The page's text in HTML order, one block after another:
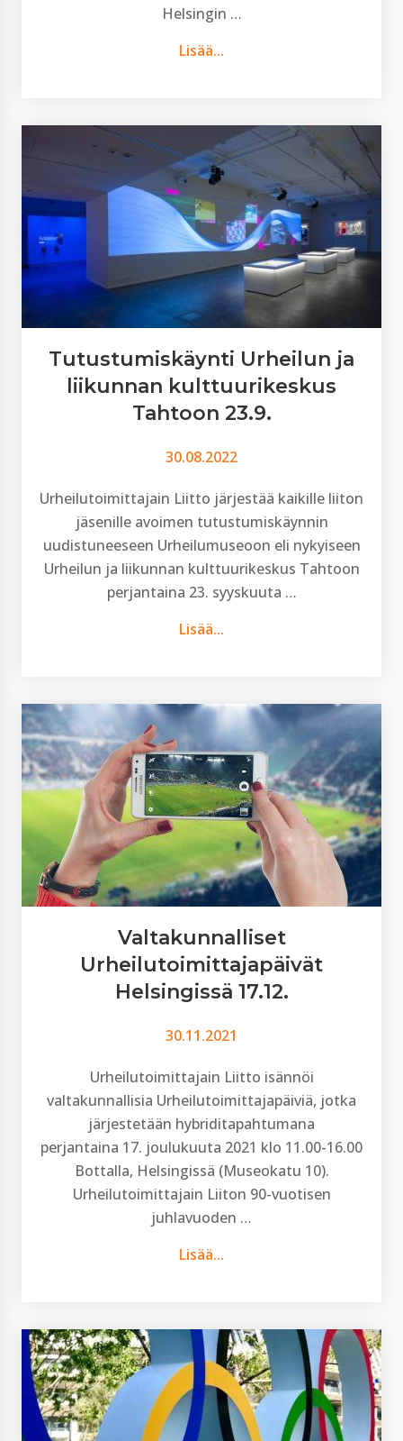
Helsingin …
Lisää...
Tutustumiskäynti Urheilun ja
liikunnan kulttuurikeskus
Tahtoon 23.9.
30.08.2022
Urheilutoimittajain Liitto järjestää kaikille liiton
jäsenille avoimen tutustumiskäynnin
uudistuneeseen Urheilumuseoon eli nykyiseen
Urheilun ja liikunnan kulttuurikeskus Tahtoon
perjantaina 23. syyskuuta …
Lisää...
Valtakunnalliset
Urheilutoimittajapäivät
Helsingissä 17.12.
30.11.2021
Urheilutoimittajain Liitto isännöi
valtakunnallisia Urheilutoimittajapäiviä, jotka
järjestetään hybriditapahtumana
perjantaina 17. joulukuuta 2021 klo 11.00-16.00
Bottalla, Helsingissä (Museokatu 10).
Urheilutoimittajain Liiton 90-vuotisen
juhlavuoden …
Lisää...